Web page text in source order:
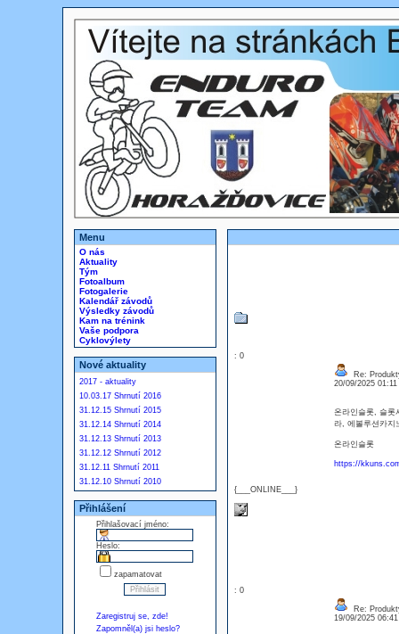
Menu
O nás
Aktuality
Tým
Fotoalbum
Fotogalerie
Kalendář závodů
Výsledky závodů
Kam na trénink
Vaše podpora
Cyklovýlety
Nové aktuality
2017 - aktuality
10.03.17 Shrnutí 2016
31.12.15 Shrnutí 2015
31.12.14 Shrnutí 2014
31.12.13 Shrnutí 2013
31.12.12 Shrnutí 2012
31.12.11 Shrnutí 2011
31.12.10 Shrnutí 2010
Přihlášení
Přihlašovací jméno:
Heslo:
zapamatovat
Zaregistruj se, zde!
Zapomněl(a) jsi heslo?
: 0
{___ONLINE___}
Re:
20/09/2025
온라인슬롯, 슬롯
라, 에볼루션카지
온라인슬롯
https://
: 0
Re:
19/09/2025